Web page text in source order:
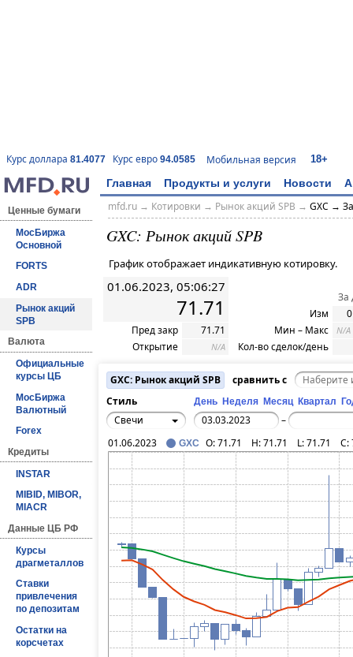
Курс доллара 81.4077 Курс евро 94.0585 Мобильная версия 18+
Главная Продукты и услуги Новости
Ценные бумаги
МосБиржа
Основной
FORTS
ADR
Рынок акций
SPB
Валюта
Официальные
курсы ЦБ
МосБиржа
Валютный
Forex
Кредиты
INSTAR
MIBID, MIBOR,
MIACR
Данные ЦБ РФ
Курсы
драгметаллов
Ставки
привлечения
по депозитам
Остатки на
корсчетах
mfd.ru→ Котировки → Рынок акций SPB → GXC →
GXC: Рынок акций SPB
График отображает индикативную котировку.
01.06.2023, 05:06:27
71.71
Пред закр
71.71
Открытие
N/A
За
Изм
Мин – Макс
N/A
Кол-во сделок/день
GXC: Рынок акций SPB
сравнить с
Стиль
День Неделя Месяц Квартал
Свечи
–
01.06.2023
GXC O:71.71 H:71.71 L:71.71 C: